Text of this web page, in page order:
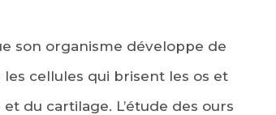
son organisme développe de
cellules qui brisent les os et
du cartilage. L’étude des ours